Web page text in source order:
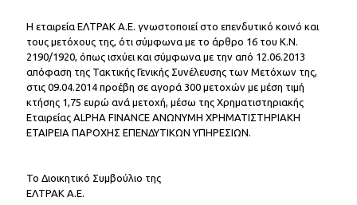
Η εταιρεία ΕΛΤΡΑΚ Α.Ε. γνωστοποιεί στο επενδυτικό κοινό και
τους μετόχους της, ότι σύμφωνα με το άρθρο 16 του Κ.Ν.
2190/1920, όπως ισχύει και σύμφωνα με την από 12.06.2013
απόφαση της Τακτικής Γενικής Συνέλευσης των Μετόχων της,
στις 09.04.2014 προέβη σε αγορά 300 μετοχών με μέση τιμή
κτήσης 1,75 ευρώ ανά μετοχή, μέσω της Χρηματιστηριακής
Εταιρείας ALPHA FINANCE ΑΝΩΝΥΜΗ ΧΡΗΜΑΤΙΣΤΗΡΙΑΚΗ
ΕΤΑΙΡΕΙΑ ΠΑΡΟΧΗΣ ΕΠΕΝΔΥΤΙΚΩΝ ΥΠΗΡΕΣΙΩΝ.
Το Διοικητικό Συμβούλιο της
ΕΛΤΡΑΚ Α.Ε.